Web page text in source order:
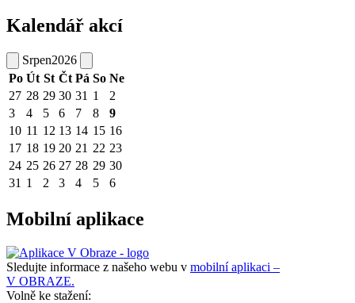
Kalendář akcí
Srpen2026
Po Út St Čt Pá So Ne
27 28 29 30 31 1
2
3
4 5 6 7 8
9
10 11 12 13 14 15 16
17 18 19 20 21 22 23
24 25 26 27 28 29 30
31 1 2 3 4 5 6
Mobilní aplikace
Sledujte informace z našeho webu v mobilní aplikaci –
V OBRAZE.
Volně ke stažení: